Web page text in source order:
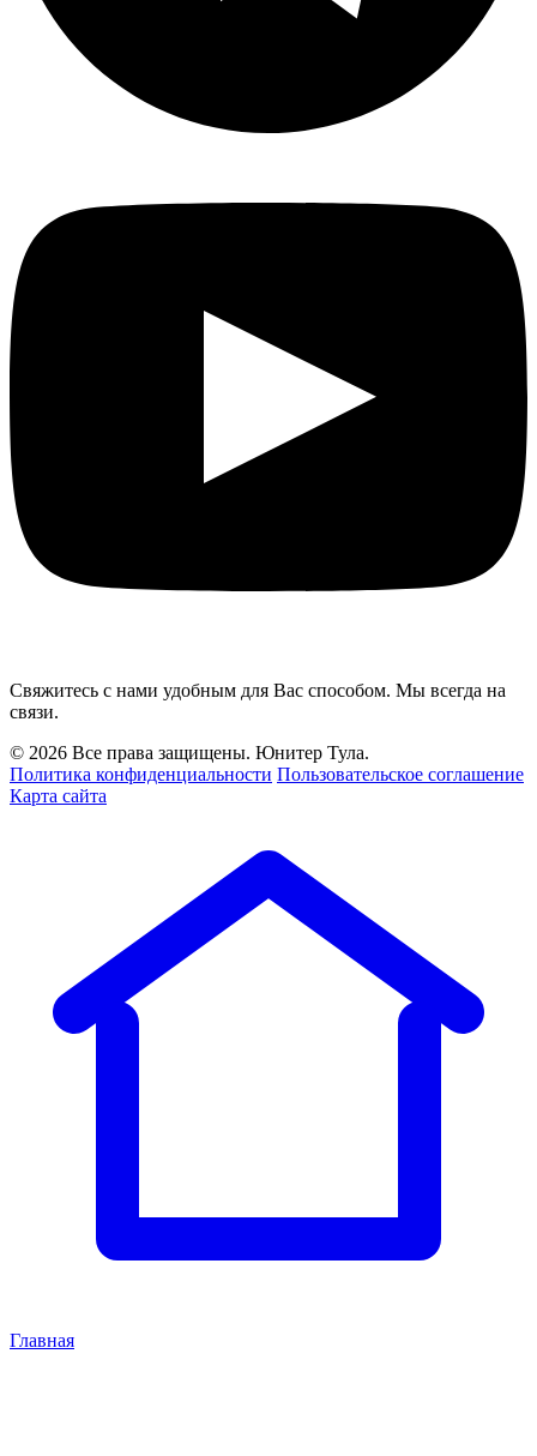
Свяжитесь с нами удобным для Вас способом. Мы всегда на
связи.
© 2026 Все права защищены. Юнитер Тула.
Политика конфиденциальности Пользовательское соглашение
Карта сайта
Главная